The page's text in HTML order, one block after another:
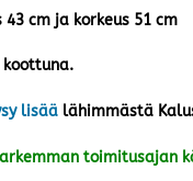
43 cm ja korkeus 51 cm
lisää lähimmästä
toimitusajan